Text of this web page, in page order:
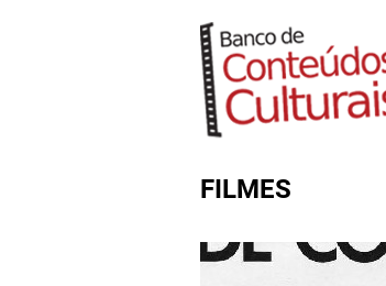
FILMES